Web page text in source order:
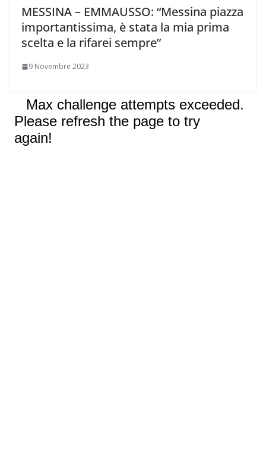
MESSINA – EMMAUSSO: “Messina piazza
importantissima, è stata la mia prima
scelta e la rifarei sempre”
9 Novembre 2023